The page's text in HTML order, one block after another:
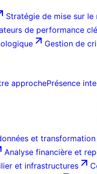
Stratégie de mise sur le
de performance
Gestion de
approchePrésence
et
Analyse financière et
et infrastructures